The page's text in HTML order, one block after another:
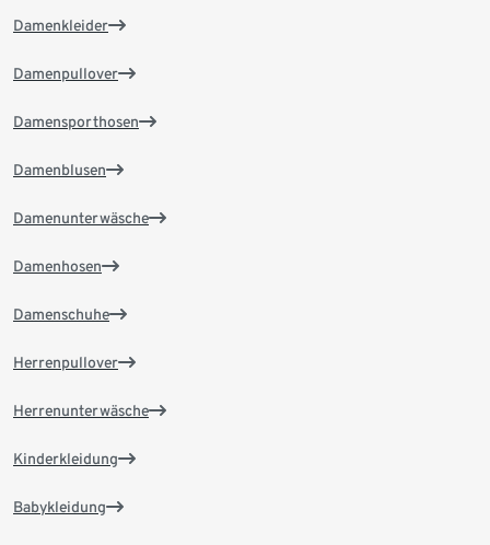
Damenkleider
Damenpullover
Damensporthosen
Damenblusen
Damenunterwäsche
Damenhosen
Damenschuhe
Herrenpullover
Herrenunterwäsche
Kinderkleidung
Babykleidung